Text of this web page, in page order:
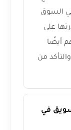
السوق
على
أيضًا
من
في